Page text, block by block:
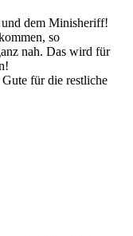
dem Minisheriff!
so
nah. Das wird für
für die restliche